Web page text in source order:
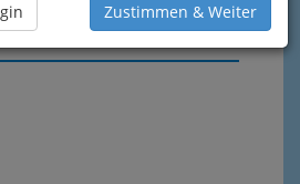
Zustimmen & Weiter
Meine Nachricht senden